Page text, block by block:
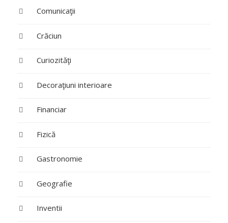
Comunicaţii
Crăciun
Curiozităţi
Decoraţiuni interioare
Financiar
Fizică
Gastronomie
Geografie
Inventii